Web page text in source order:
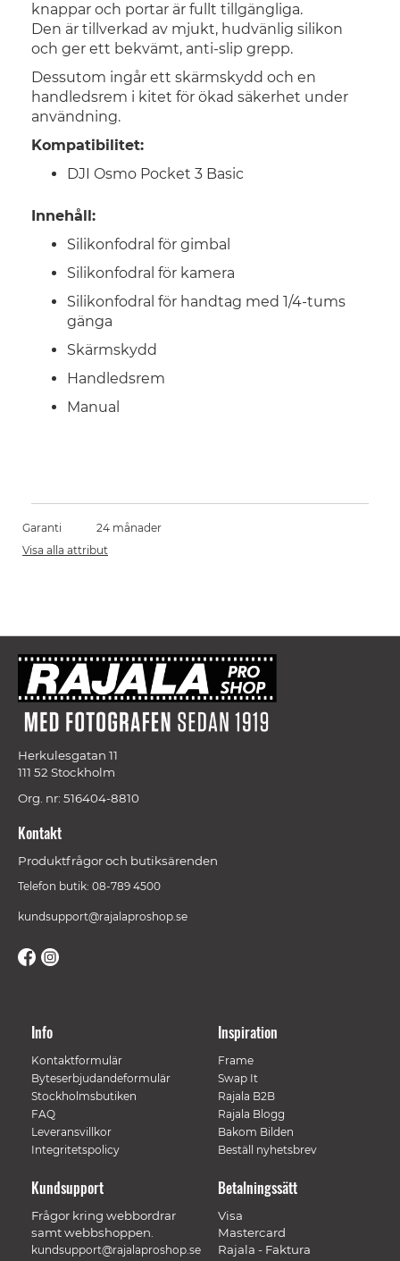
knappar och portar är fullt tillgängliga.
Den är tillverkad av mjukt, hudvänlig silikon
och ger ett bekvämt, anti-slip grepp.
Dessutom ingår ett skärmskydd och en
handledsrem i kitet för ökad säkerhet under
användning.
Kompatibilitet:
DJI Osmo Pocket 3 Basic
Innehåll:
Silikonfodral för gimbal
Silikonfodral för kamera
Silikonfodral för handtag med 1/4-tums
gänga
Skärmskydd
Handledsrem
Manual
Garanti
24 månader
Visa alla attribut
Herkulesgatan 11
111 52 Stockholm
Org. nr: 516404-8810
Kontakt
Produktfrågor och butiksärenden
Telefon butik: 08-789 4500
kundsupport@rajalaproshop.se
Info
Kontaktformulär
Byteserbjudandeformulär
Stockholmsbutiken
FAQ
Leveransvillkor
Integritetspolicy
Inspiration
Frame
Swap It
Rajala B2B
Rajala Blogg
Bakom Bilden
Beställ nyhetsbrev
Betalningssätt
Visa
Mastercard
Rajala - Faktura
Kundsupport
Frågor kring webbordrar
samt webbshoppen.
kundsupport@rajalaproshop.se